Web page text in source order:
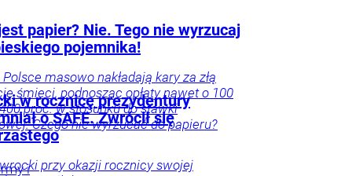
papier? Nie. Tego nie wyrzucaj
pojemnika!
masowo nakładają kary za złą
śmieci, podnosząc opłaty nawet o 100
proc. w stosunku do stawki
Czego nie wyrzucać do papieru?
i
w rocznicę prezydentury
o SAFE. Zwrócił się
przy okazji rocznicy swojej